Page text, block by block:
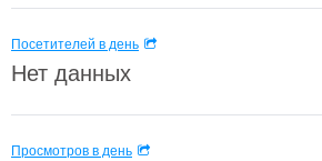
Посетителей в день
Нет данных
Просмотров в день